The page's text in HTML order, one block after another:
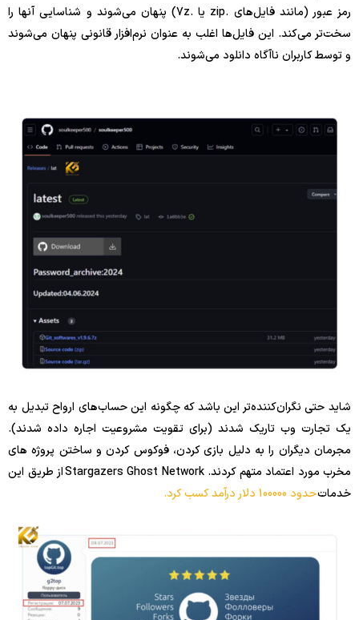
رمز عبور (مانند فایل‌های .zip یا .7z) پنهان می‌شوند و شناسایی آنها را
سخت‌تر می‌کند. این فایل‌ها اغلب به عنوان نرم‌افزار قانونی پنهان می‌شوند
و توسط کاربران ناآگاه دانلود می‌شوند.
شاید حتی نگران‌کننده‌تر این باشد که چگونه این حساب‌های ارواح تبدیل به
یک تجارت وب تاریک شدند (برای تقویت مشروعیت اجاره داده شدند).
مجرمان دیگران را به دلیل بازی کردن، فوکوس کردن و ساختن پروژه های
مخرب مورد اعتماد متهم کردند. Stargazers Ghost Network از طریق این
خدماتحدود 100000 دلار درآمد کسب کرد.